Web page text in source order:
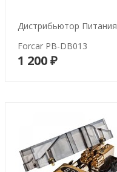
Дистрибьютор Питания
Forcar PB-DB013
1 200 ₽В корзину